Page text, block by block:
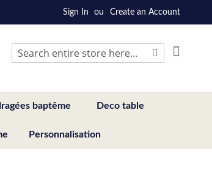
Sign In Create an Account
Search
baptême Deco table
Personnalisation